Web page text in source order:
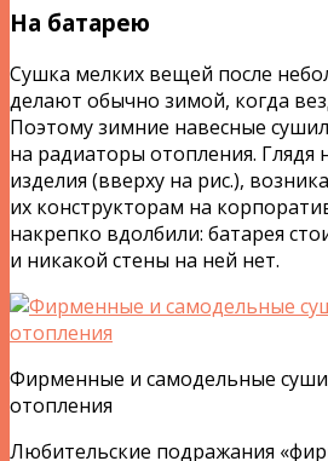
На батарею
Сушка мелких вещей после
делают обычно зимой, когда
Поэтому зимние навесные
на радиаторы отопления.
изделия (вверху на рис.),
их конструкторам на
накрепко вдолбили: батарея
и никакой стены на ней нет.
Фирменные и самодельные
отопления
Любительские подражания